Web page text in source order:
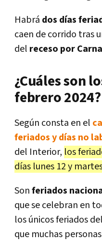
Habrá dos días
caen de corrido tras
del receso por
¿Cuáles son
febrero 2024?
Según consta en el
feriados y días no
del Interior, los
días lunes 12 y
Sonferiados
que se celebran en
los únicos feriados
que muchas